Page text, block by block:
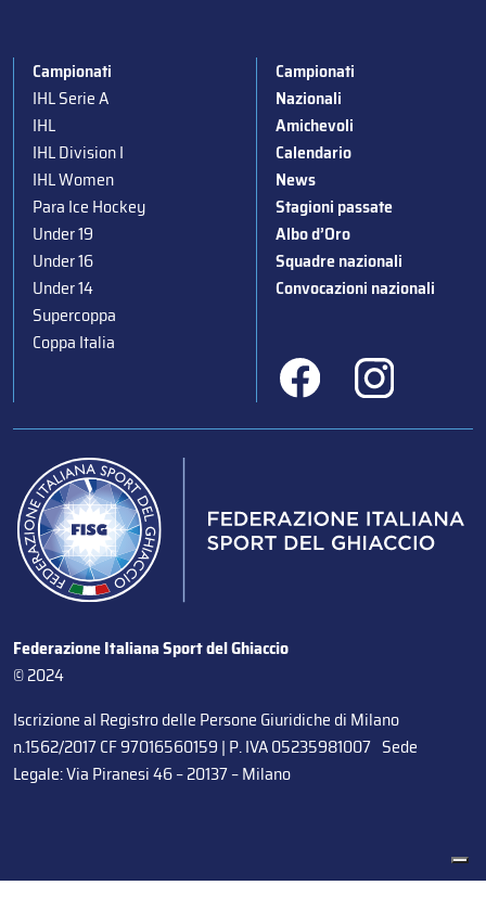
Campionati
IHL Serie A
IHL
IHL Division I
IHL Women
Para Ice Hockey
Under 19
Under 16
Under 14
Supercoppa
Coppa Italia
Campionati
Nazionali
Amichevoli
Calendario
News
Stagioni passate
Albo d’Oro
Squadre nazionali
Convocazioni nazionali
Federazione Italiana Sport del Ghiaccio
© 2024
Iscrizione al Registro delle Persone Giuridiche di Milano
n.1562/2017 CF 97016560159 | P. IVA 05235981007 Sede
Legale: Via Piranesi 46 – 20137 – Milano